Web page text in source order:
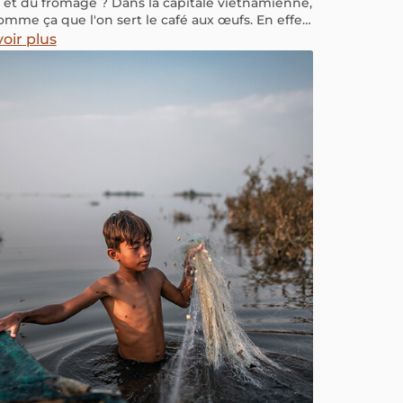
ça que l'on sert le café aux œufs. En effet,
n’est pas seulement célèbre pour ses
café qualitatifs mais aussi pour la façon de le
plus